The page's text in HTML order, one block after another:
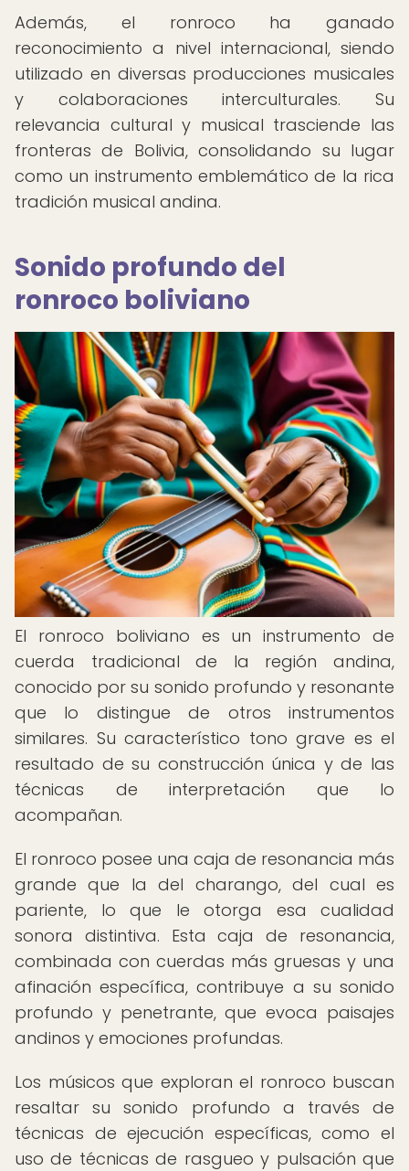
Además, el ronroco ha ganado
reconocimiento a nivel internacional, siendo
utilizado en diversas producciones musicales
y colaboraciones interculturales. Su
relevancia cultural y musical trasciende las
fronteras de Bolivia, consolidando su lugar
como un instrumento emblemático de la rica
tradición musical andina.
Sonido profundo del
ronroco boliviano
El ronroco boliviano es un instrumento de
cuerda tradicional de la región andina,
conocido por su sonido profundo y resonante
que lo distingue de otros instrumentos
similares. Su característico tono grave es el
resultado de su construcción única y de las
técnicas de interpretación que lo
acompañan.
El ronroco posee una caja de resonancia más
grande que la del charango, del cual es
pariente, lo que le otorga esa cualidad
sonora distintiva. Esta caja de resonancia,
combinada con cuerdas más gruesas y una
afinación específica, contribuye a su sonido
profundo y penetrante, que evoca paisajes
andinos y emociones profundas.
Los músicos que exploran el ronroco buscan
resaltar su sonido profundo a través de
técnicas de ejecución específicas, como el
uso de técnicas de rasgueo y pulsación que